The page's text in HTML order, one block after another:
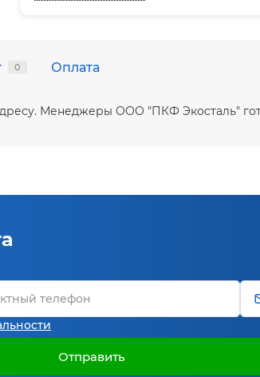
0 Оплата
Менеджеры ООО "ПКФ Экосталь"
Отправить